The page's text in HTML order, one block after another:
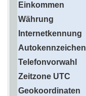
Einkommen
Währung
Internetkennung
Autokennzeichen
Telefonvorwahl
Zeitzone UTC
Geokoordinaten